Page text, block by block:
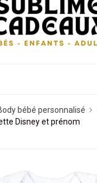
bébé personnalisé
Disney et prénom